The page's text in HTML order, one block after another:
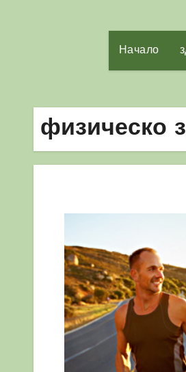
Начало
физическо